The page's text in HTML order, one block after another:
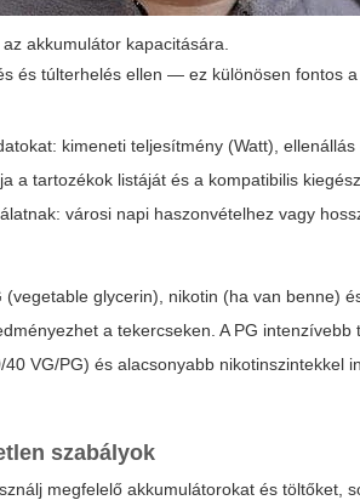
akkumulátor kapacitására.
és túlterhelés ellen — ez különösen fontos
kimeneti teljesítmény (Watt),
a tartozékok listáját és a kompatibilis
városi napi haszonvételhez vagy
glycerin), nikotin (ha van benne)
a tekercseken. A PG
VG/PG) és alacsonyabb nikotinszintekkel
szabályok
megfelelő akkumulátorokat és töltőket,